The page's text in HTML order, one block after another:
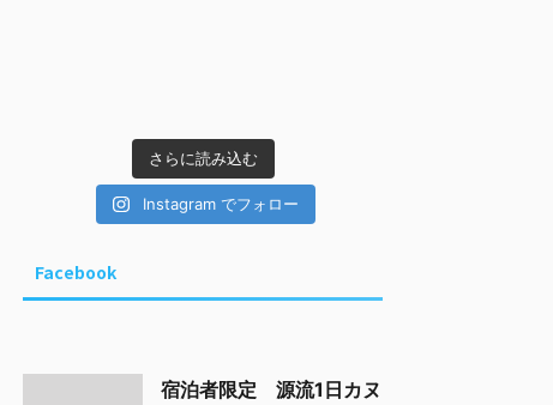
さらに読み込む
Instagram でフォロー
Facebook
宿泊者限定 源流1日カヌ